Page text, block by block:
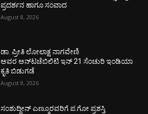
ಪ್ರದರ್ಶನ ಹಾಗೂ ಸಂವಾದ
August 8, 2026
ಡಾ. ಪ್ರೀತಿ ಲೋಲಾಕ್ಷ ನಾಗವೇಣಿ
ಅವರ ಅನ್‌ಟಚೆಬಿಲಿಟಿ ಇನ್ 21 ಸೆಂಚುರಿ ಇಂಡಿಯಾ
ಕೃತಿ ಬಿಡುಗಡೆ
August 8, 2026
ಸಂಶುದ್ಧೀನ್ ಎಣ್ಮೂರವರಿಗೆ ಪ.ಗೋ ಪ್ರಶಸ್ತಿ